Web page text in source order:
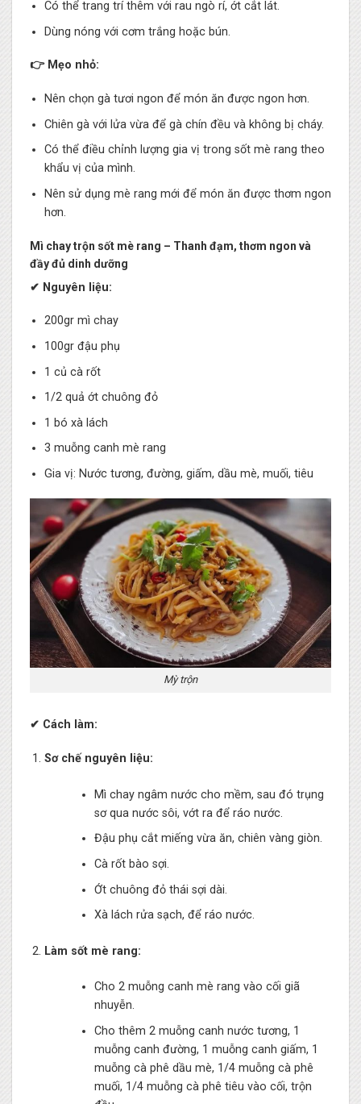
Có thể trang trí thêm với rau ngò rí, ớt cắt lát.
Dùng nóng với cơm trắng hoặc bún.
👉 Mẹo nhỏ:
Nên chọn gà tươi ngon để món ăn được ngon hơn.
Chiên gà với lửa vừa để gà chín đều và không bị cháy.
Có thể điều chỉnh lượng gia vị trong sốt mè rang theo
khẩu vị của mình.
Nên sử dụng mè rang mới để món ăn được thơm ngon
hơn.
Mì chay trộn sốt mè rang – Thanh đạm, thơm ngon và
đầy đủ dinh dưỡng
✔ Nguyên liệu:
200gr mì chay
100gr đậu phụ
1 củ cà rốt
1/2 quả ớt chuông đỏ
1 bó xà lách
3 muỗng canh mè rang
Gia vị: Nước tương, đường, giấm, dầu mè, muối, tiêu
Mỳ trộn
✔ Cách làm:
Sơ chế nguyên liệu:
Mì chay ngâm nước cho mềm, sau đó trụng
sơ qua nước sôi, vớt ra để ráo nước.
Đậu phụ cắt miếng vừa ăn, chiên vàng giòn.
Cà rốt bào sợi.
Ớt chuông đỏ thái sợi dài.
Xà lách rửa sạch, để ráo nước.
Làm sốt mè rang:
Cho 2 muỗng canh mè rang vào cối giã
nhuyễn.
Cho thêm 2 muỗng canh nước tương, 1
muỗng canh đường, 1 muỗng canh giấm, 1
muỗng cà phê dầu mè, 1/4 muỗng cà phê
muối, 1/4 muỗng cà phê tiêu vào cối, trộn